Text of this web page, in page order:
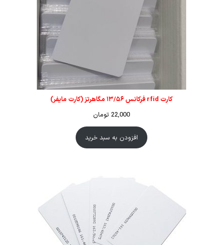
کارت rfid فرکانس ۱۳/۵۶ مگاهرتز (کارت مایفر)
22,000 تومان
افزودن به سبد خرید